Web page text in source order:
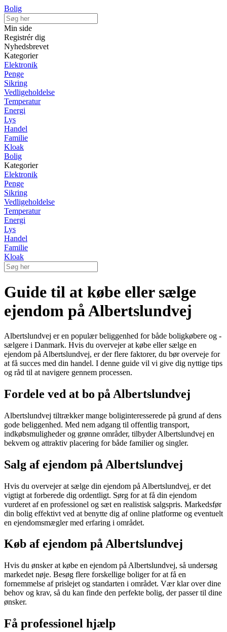
Bolig
Min side
Registrér dig
Nyhedsbrevet
Kategorier
Elektronik
Penge
Sikring
Vedligeholdelse
Temperatur
Energi
Lys
Handel
Familie
Kloak
Bolig
Kategorier
Elektronik
Penge
Sikring
Vedligeholdelse
Temperatur
Energi
Lys
Handel
Familie
Kloak
Guide til at købe eller sælge
ejendom på Albertslundvej
Albertslundvej er en populær beliggenhed for både boligkøbere og -
sælgere i Danmark. Hvis du overvejer at købe eller sælge en
ejendom på Albertslundvej, er der flere faktorer, du bør overveje for
at få succes med din handel. I denne guide vil vi give dig nyttige tips
og råd til at navigere gennem processen.
Fordele ved at bo på Albertslundvej
Albertslundvej tiltrækker mange boliginteresserede på grund af dens
gode beliggenhed. Med nem adgang til offentlig transport,
indkøbsmuligheder og grønne områder, tilbyder Albertslundvej en
bekvem og attraktiv placering for både familier og singler.
Salg af ejendom på Albertslundvej
Hvis du overvejer at sælge din ejendom på Albertslundvej, er det
vigtigt at forberede dig ordentligt. Sørg for at få din ejendom
vurderet af en professionel og sæt en realistisk salgspris. Markedsfør
din bolig effektivt ved at benytte dig af online platforme og eventuelt
en ejendomsmægler med erfaring i området.
Køb af ejendom på Albertslundvej
Hvis du ønsker at købe en ejendom på Albertslundvej, så undersøg
markedet nøje. Besøg flere forskellige boliger for at få en
fornemmelse af prislejet og standarten i området. Vær klar over dine
behov og krav, så du kan finde den perfekte bolig, der passer til dine
ønsker.
Få professionel hjælp